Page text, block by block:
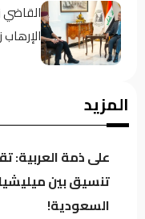
بفتح
المزيد
على ذمة العربية:
تنسيق بين
السعودية!